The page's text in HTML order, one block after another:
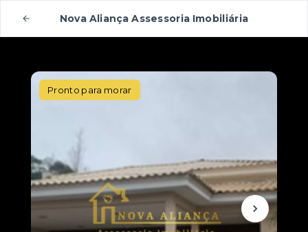
Nova Aliança Assessoria Imobiliária
Pronto para morar